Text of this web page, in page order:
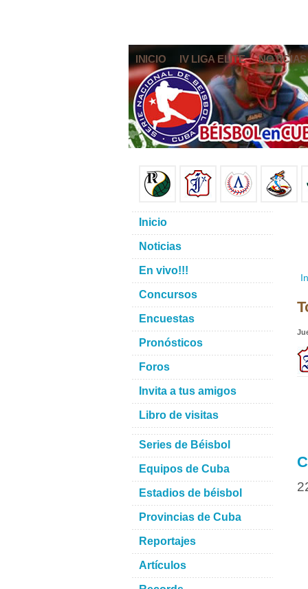
INICIO IV LIGA ELITE NOTICIAS
Inicio
Noticias
En vivo!!!
Concursos
Encuestas
Pronósticos
Foros
Invita a tus amigos
Libro de visitas
Series de Béisbol
Equipos de Cuba
Estadios de béisbol
Provincias de Cuba
Reportajes
Artículos